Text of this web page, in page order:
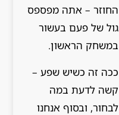
החוזר – אתה מפספס
גול של פעם בעשור
במשחק הראשון.
ככה זה כשיש שפע –
קשה לדעת במה
לבחור, ובסוף אנחנו